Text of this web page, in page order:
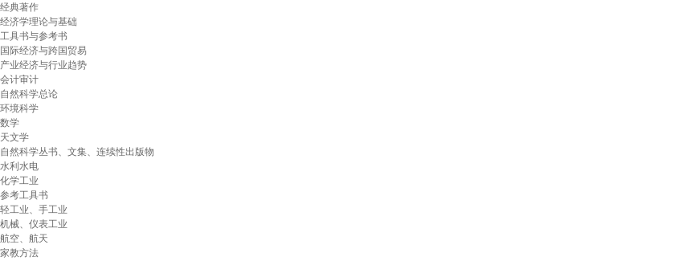
经典著作
经济学理论与基础
工具书与参考书
国际经济与跨国贸易
产业经济与行业趋势
会计审计
自然科学总论
环境科学
数学
天文学
自然科学丛书、文集、连续性出版物
水利水电
化学工业
参考工具书
轻工业、手工业
机械、仪表工业
航空、航天
家教方法